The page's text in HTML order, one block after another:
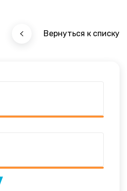
Вернуться к списку